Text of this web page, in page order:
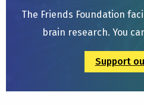
The Friends Foundation
brain research. You
Support